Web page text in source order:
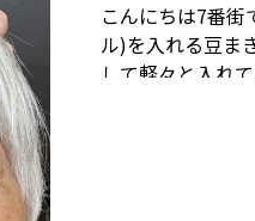
こんにちは7番街
ル)を入れる豆ま
して軽々と入れ